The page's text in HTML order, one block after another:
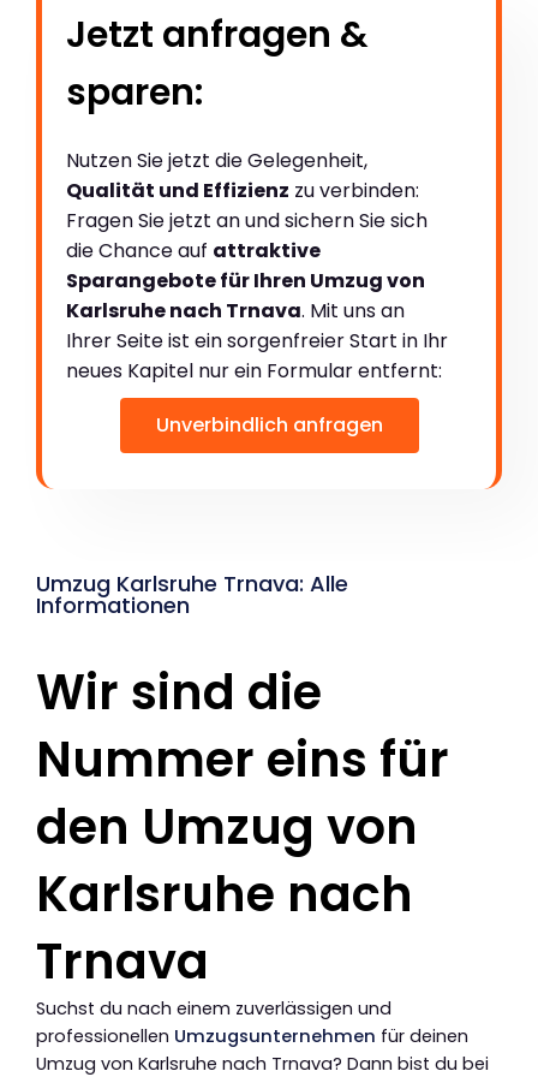
Jetzt anfragen &
sparen:
Nutzen Sie jetzt die Gelegenheit,
Qualität und Effizienz zu verbinden:
Fragen Sie jetzt an und sichern Sie sich
die Chance auf attraktive
Sparangebote für Ihren Umzug von
Karlsruhe nach Trnava. Mit uns an
Ihrer Seite ist ein sorgenfreier Start in Ihr
neues Kapitel nur ein Formular entfernt:
Unverbindlich anfragen
Umzug Karlsruhe Trnava: Alle
Informationen
Wir sind die
Nummer eins für
den Umzug von
Karlsruhe nach
Trnava
Suchst du nach einem zuverlässigen und
professionellen Umzugsunternehmen für deinen
Umzug von Karlsruhe nach Trnava? Dann bist du bei